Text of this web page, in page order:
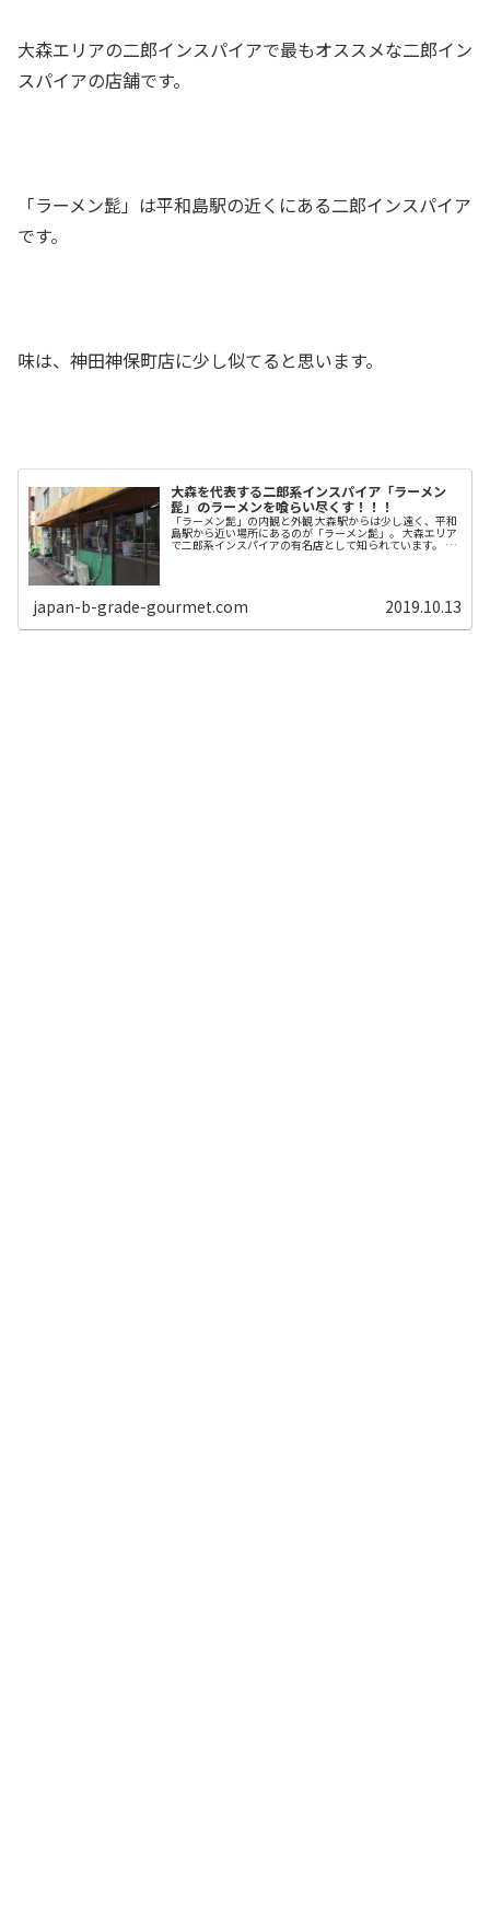
大森エリアの二郎インスパイアで最もオススメな二郎イン
スパイアの店舗です。
「ラーメン髭」は平和島駅の近くにある二郎インスパイア
です。
味は、神田神保町店に少し似てると思います。
大森を代表する二郎系インスパイア「ラーメン
髭」のラーメンを喰らい尽くす！！！
「ラーメン髭」の内観と外観 大森駅からは少し遠く、平和
島駅から近い場所にあるのが「ラーメン髭」。 大森エリア
で二郎系インスパイアの有名店として知られています。 有
名店なのですが、駅から遠く立地が良くないので行列はそ
japan-b-grade-gourmet.com 2019.10.13